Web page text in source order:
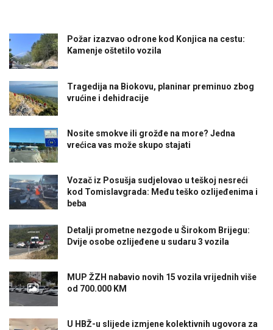
Požar izazvao odrone kod Konjica na cestu:
Kamenje oštetilo vozila
Tragedija na Biokovu, planinar preminuo zbog
vrućine i dehidracije
Nosite smokve ili grožđe na more? Jedna
vrećica vas može skupo stajati
Vozač iz Posušja sudjelovao u teškoj nesreći
kod Tomislavgrada: Među teško ozlijeđenima i
beba
Detalji prometne nezgode u Širokom Brijegu:
Dvije osobe ozlijeđene u sudaru 3 vozila
MUP ŽZH nabavio novih 15 vozila vrijednih više
od 700.000 KM
U HBŽ-u slijede izmjene kolektivnih ugovora za